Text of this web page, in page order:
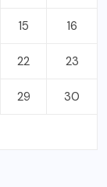
15 16
22 23
29 30